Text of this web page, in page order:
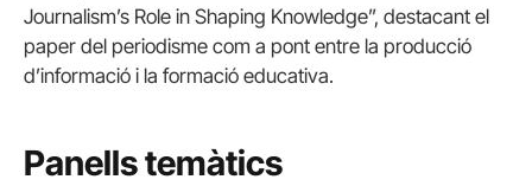
Journalism’s Role in Shaping Knowledge”, destacant el
paper del periodisme com a pont entre la producció
d’informació i la formació educativa.
Panells temàtics